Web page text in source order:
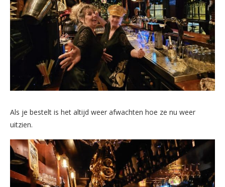
Als je bestelt is het altijd weer afwachten hoe ze nu weer
uitzien.